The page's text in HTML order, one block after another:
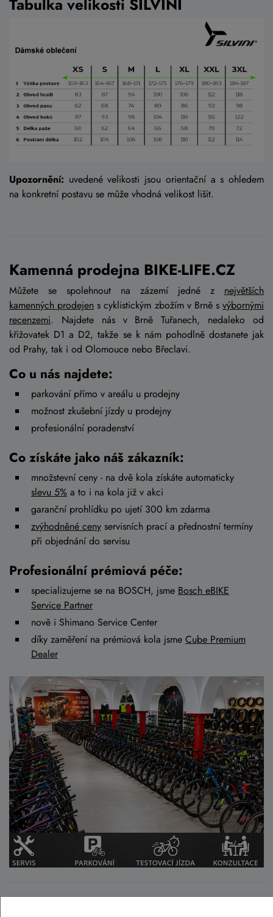
Tabulka velikosti SILVINI
Upozornění: uvedené velikosti jsou orientační a s ohledem
na konkretní postavu se může vhodná velikost lišit.
Kamenná prodejna BIKE-LIFE.CZ
Můžete se spolehnout na zázemí jedné z největších
kamenných prodejen s cyklistickým zbožím v Brně s výbornými
recenzemi. Najdete nás v Brně Tuřanech, nedaleko od
křižovatek D1 a D2, takže se k nám pohodlně dostanete jak
od Prahy, tak i od Olomouce nebo Břeclavi.
Co u nás najdete:
parkování přímo v areálu u prodejny
možnost zkušební jízdy u prodejny
profesionální poradenství
Co získáte jako náš zákazník:
množstevní ceny - na dvě kola získáte automaticky
slevu 5% a to i na kola již v akci
garanční prohlídku po ujetí 300 km zdarma
zvýhodněné ceny servisních prací a přednostní termíny
při objednání do servisu
Profesionální prémiová péče:
specializujeme se na BOSCH, jsme Bosch eBIKE
Service Partner
nově i Shimano Service Center
díky zaměření na prémiová kola jsme Cube Premium
Dealer